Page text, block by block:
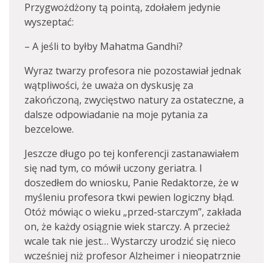
Przygwożdżony tą pointą, zdołałem jedynie
wyszeptać:
– A jeśli to byłby Mahatma Gandhi?
Wyraz twarzy profesora nie pozostawiał jednak
wątpliwości, że uważa on dyskusję za
zakończoną, zwycięstwo natury za ostateczne, a
dalsze odpowiadanie na moje pytania za
bezcelowe.
Jeszcze długo po tej konferencji zastanawiałem
się nad tym, co mówił uczony geriatra. I
doszedłem do wniosku, Panie Redaktorze, że w
myśleniu profesora tkwi pewien logiczny błąd.
Otóż mówiąc o wieku „przed-starczym”, zakłada
on, że każdy osiągnie wiek starczy. A przecież
wcale tak nie jest… Wystarczy urodzić się nieco
wcześniej niż profesor Alzheimer i nieopatrznie